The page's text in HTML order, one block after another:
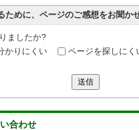
ために、ページのご感想をお聞か
ましたか?
かりにくい ページを探しにく
送信
合わせ